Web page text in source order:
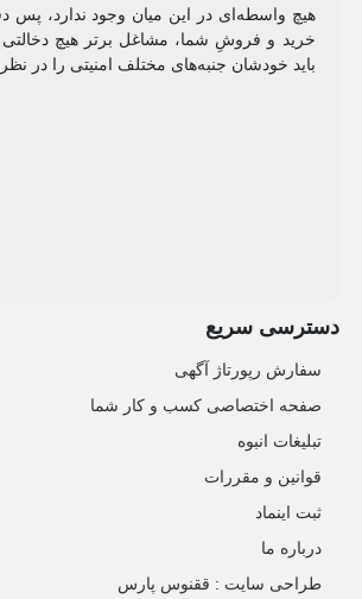
هیچ واسطه‌ای در این میان وجود ندارد، پس
خرید و فروشِ شما، مشاغل برتر هیچ دخالتی
باید خودشان جنبه‌های مختلف امنیتی را در نظر
دسترسی سریع
سفارش رپورتاژ آگهی
صفحه اختصاصی کسب و کار شما
تبلیغات انبوه
قوانین و مقررات
ثبت اینماد
درباره ما
طراحی سایت : ققنوس پارس